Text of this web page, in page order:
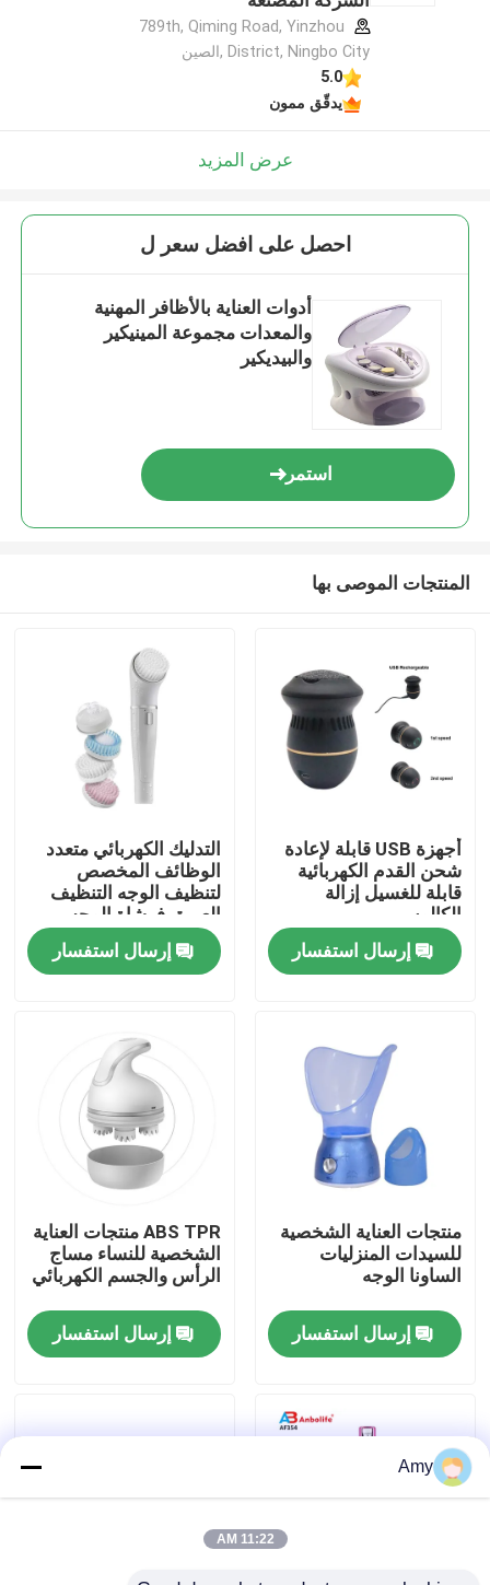
المنزل
فيديوهات
حولنا
جولة في المصنع
أخبار
اطلب اقتباس
789th, Qiming Road, Yinzhou
District, Ningbo City ,الصين
5.0
يدقّق ممون
عرض المزيد
احصل على افضل سعر ل
أدوات العناية بالأظافر المهنية
والمعدات مجموعة المينيكير
والبيديكير
استمر
المنتجات الموصى بها
أجهزة USB قابلة لإعادة
شحن القدم الكهربائية
قابلة للغسيل إزالة
الكالوس
إرسال استفسار
التدليك الكهربائي متعدد
الوظائف المخصص
لتنظيف الوجه التنظيف
العميق فرشاة الوجه
إرسال استفسار
منتجات العناية الشخصية
للسيدات المنزليات
الساونا الوجه
إرسال استفسار
ABS TPR منتجات العناية
الشخصية للنساء مساج
الرأس والجسم الكهربائي
إرسال استفسار
Amy
11:22 AM